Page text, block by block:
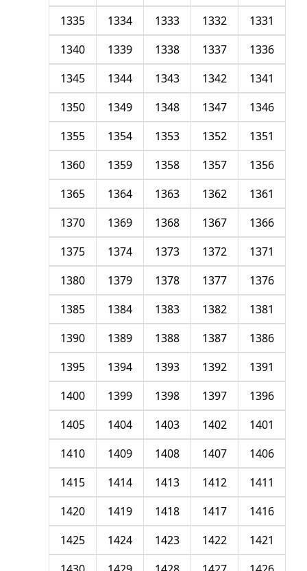
1331
1332
1333
1334
1335
1336
1337
1338
1339
1340
1341
1342
1343
1344
1345
1346
1347
1348
1349
1350
1351
1352
1353
1354
1355
1356
1357
1358
1359
1360
1361
1362
1363
1364
1365
1366
1367
1368
1369
1370
1371
1372
1373
1374
1375
1376
1377
1378
1379
1380
1381
1382
1383
1384
1385
1386
1387
1388
1389
1390
1391
1392
1393
1394
1395
1396
1397
1398
1399
1400
1401
1402
1403
1404
1405
1406
1407
1408
1409
1410
1411
1412
1413
1414
1415
1416
1417
1418
1419
1420
1421
1422
1423
1424
1425